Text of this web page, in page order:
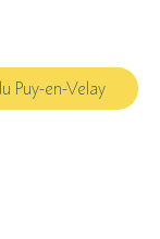
Puy-en-Velay